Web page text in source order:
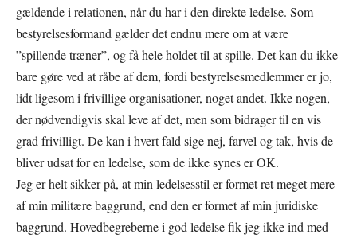
gældende i relationen, når du har i den direkte ledelse. Som
bestyrelsesformand gælder det endnu mere om at være
”spillende træner”, og få hele holdet til at spille. Det kan du ikke
bare gøre ved at råbe af dem, fordi bestyrelsesmedlemmer er jo,
lidt ligesom i frivillige organisationer, noget andet. Ikke nogen,
der nødvendigvis skal leve af det, men som bidrager til en vis
grad frivilligt. De kan i hvert fald sige nej, farvel og tak, hvis de
bliver udsat for en ledelse, som de ikke synes er OK.
Jeg er helt sikker på, at min ledelsesstil er formet ret meget mere
af min militære baggrund, end den er formet af min juridiske
baggrund. Hovedbegreberne i god ledelse fik jeg ikke ind med